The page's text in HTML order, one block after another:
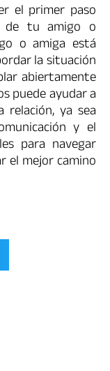
el primer paso
de tu amigo o
o amiga está
la situación
abiertamente
puede ayudar a
ya sea
y el
para navegar
el mejor camino